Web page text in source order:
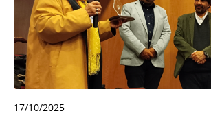
17/10/2025